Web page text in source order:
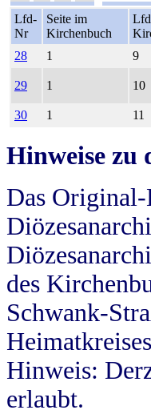
Lfd-
Nr
Seite im
Kirchenbuch
28
1 9
29 1 10
30 1 11
Hinweise zu
Das
des
Schwank-
Hinweis:
erlaubt.